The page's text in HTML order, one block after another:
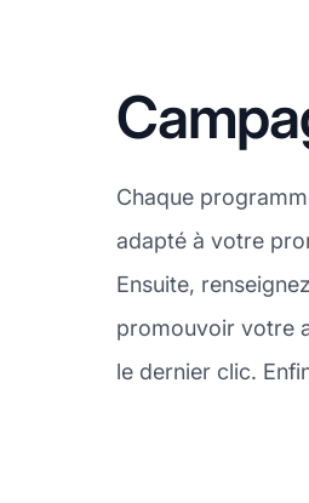
Chaque
adapté à votre
Ensuite,
promouvoir votre
le dernier clic.